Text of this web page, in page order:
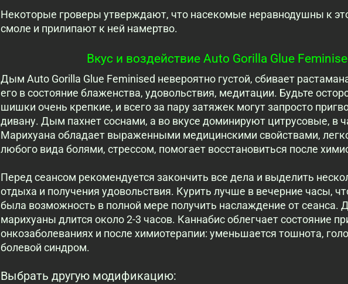
Некоторые гроверы утверждают, что насекомые неравнодушны к
смоле и прилипают к ней намертво.
Вкус и воздействие Auto Gorilla Glue
Дым Auto Gorilla Glue Feminised невероятно густой, сбивает
его в состояние блаженства, удовольствия, медитации. Будьте
шишки очень крепкие, и всего за пару затяжек могут запросто
дивану. Дым пахнет соснами, а во вкусе доминируют цитрусовые, в
Марихуана обладает выраженными медицинскими свойствами,
любого вида болями, стрессом, помогает восстановиться после
Перед сеансом рекомендуется закончить все дела и выделить
отдыха и получения удовольствия. Курить лучше в вечерние часы,
была возможность в полной мере получить наслаждение от сеанса.
марихуаны длится около 2-3 часов. Каннабис облегчает состояние
онкозаболеваниях и после химиотерапии: уменьшается тошнота,
болевой синдром.
Выбрать другую модификацию: